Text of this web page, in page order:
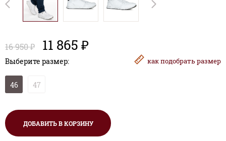
16 950 ₽ 11 865 ₽
Выберите размер: какподобрать размер
46 47
ДОБАВИТЬ В КОРЗИНУ